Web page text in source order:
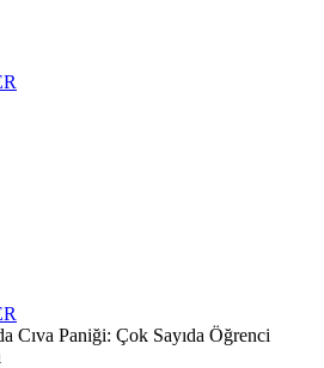
Cıva Paniği: Çok Sayıda Öğrenci